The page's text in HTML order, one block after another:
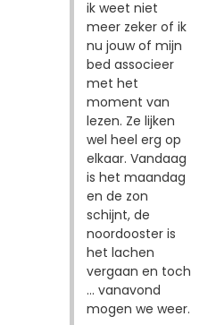
ik weet niet
meer zeker of ik
nu jouw of mijn
bed associeer
met het
moment van
lezen. Ze lijken
wel heel erg op
elkaar. Vandaag
is het maandag
en de zon
schijnt, de
noordooster is
het lachen
vergaan en toch
... vanavond
mogen we weer.